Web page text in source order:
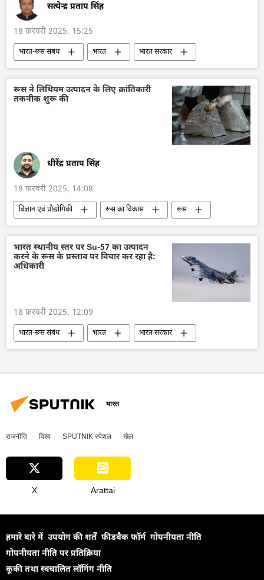
सत्येन्द्र प्रताप सिंह
18 फ़रवरी 2025, 15:25
भारत-रूस संबंध भारत
भारत सरकार
भारत का विकास
रक्षा मंत्रालय (MoD)
रक्षा उत्पादों का निर्यात
रक्षा-पंक्ति
द्विपक्षीय रिश्ते
रूस ने लिथियम उत्पादन के लिए क्रांतिकारी
तकनीक शुरू की
धीरेंद्र प्रताप सिंह
18 फ़रवरी 2025, 14:08
विज्ञान एवं प्रौद्योगिकी रूस का विकास
रूस
मास्को
रूसी सैन्य तकनीक
सैन्य तकनीक
तकनीकी विकास
विज्ञान एवं प्रौद्योगिकी
भारत स्थानीय स्तर पर Su-57 का उत्पादन
करने के रूस के प्रस्ताव पर विचार कर रहा है:
अधिकारी
18 फ़रवरी 2025, 12:09
भारत-रूस संबंध भारत
भारत सरकार
भारत का विकास
Su-57E
रूस
सुखोई-30MKI
द्विपक्षीय रिश्ते
भारत
राजनीति विश्व SPUTNIK स्पेशल खेल
X Arattai
हमारे बारे में उपयोग की शर्तें फीडबैक फॉर्म गोपनीयता नीति
गोपनीयता नीति पर प्रतिक्रिया
कूकी तथा स्वचालित लॉगिंग नीति